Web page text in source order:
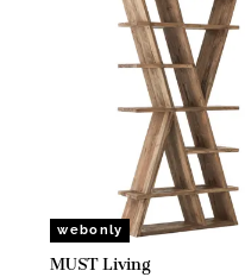
webonly
MUST Living